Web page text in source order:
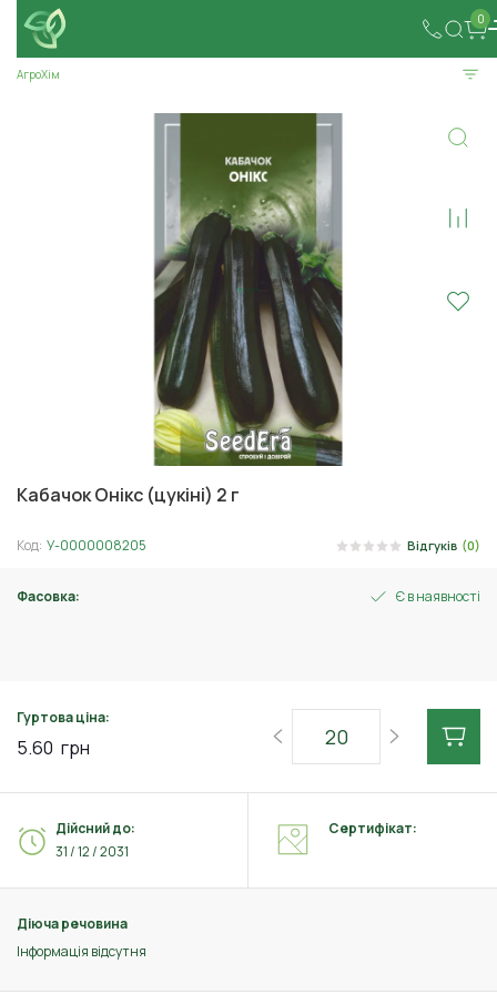
0
АгроХім
Кабачок Онікс (цукіні) 2 г
Код: У-0000008205 Відгуків (0)
Фасовка: Є в наявності
Гуртова ціна:
5.60 грн
Діюча речовина
Інформація відсутня
Дійсний до:
31 / 12 / 2031
Сертифікат: